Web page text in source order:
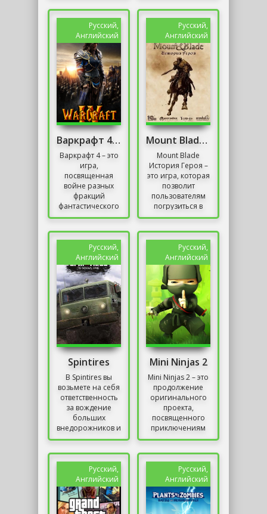
подписанных
именем
популярного
писателя....
уровней и
разных...
Русский,
Английский
Варкрафт 4 / Warcraft 4
Варкрафт 4 – это
игра,
посвященная
войне разных
фракций
фантастического
мира, в котором
ремесло войны.
Требуется...
Русский,
Английский
Mount Blade История Героя
Mount Blade
История Героя –
это игра, которая
позволит
пользователям
погрузиться в
старые времена,
толпой на
толпу,...
Русский,
Английский
Spintires
В Spintires вы
возьмете на себя
ответственность
за вождение
больших
внедорожников и
путешествуете по
перемещаясь
только с
помощью...
Русский,
Английский
Mini Ninjas 2
Mini Ninjas 2 – это
продолжение
оригинального
проекта,
посвященного
приключениям
ниндзя в
игры выступают...
Русский,
Английский
Русский,
Английский